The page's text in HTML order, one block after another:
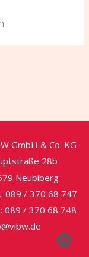
GmbH & Co. KG
28b
Neubiberg
089 / 370 68 747
089 / 370 68 748